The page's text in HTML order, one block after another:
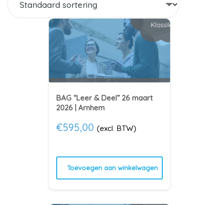
BAG “Leer & Deel” 26 maart
2026 | Arnhem
€595,00 (excl. BTW)
Toevoegen aan winkelwagen